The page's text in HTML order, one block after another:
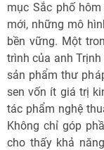
mục Sắc phố
mới, những mô
bền vững. Một
trình của anh
sản phẩm thư
sen vốn ít giá trị
tác phẩm nghệ
Không chỉ góp
cho thấy khả